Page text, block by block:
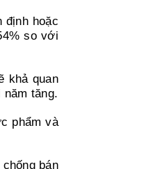
định hoặc
so với
khả quan
năm tăng.
phẩm và
bán